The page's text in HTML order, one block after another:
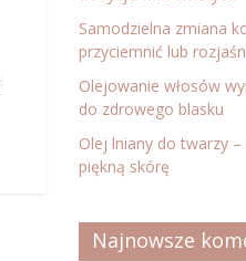
Samodzielna zmiana
przyciemnić lub
Olejowanie włosów
do zdrowego blasku
Olej lniany do twarzy
piękną skórę
Najnowsze